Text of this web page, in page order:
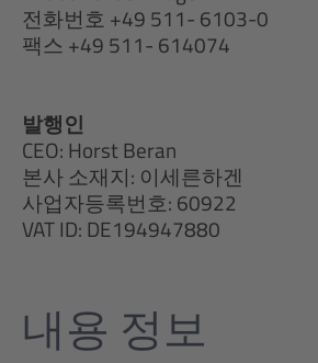
전화번호 +49 511- 6103-0
팩스 +49 511- 614074
발행인
CEO: Horst Beran
본사 소재지: 이세른하겐
사업자등록번호: 60922
VAT ID: DE194947880
내용 정보